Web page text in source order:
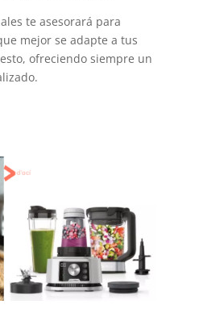
te asesorará para
mejor se adapte a tus
ofreciendo siempre un